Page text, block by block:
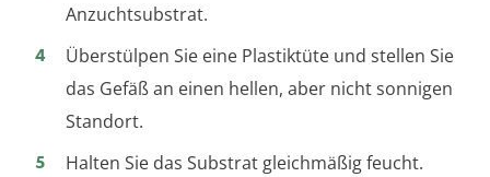
Anzuchtsubstrat.
Überstülpen Sie eine Plastiktüte und stellen Sie
das Gefäß an einen hellen, aber nicht sonnigen
Standort.
Halten Sie das Substrat gleichmäßig feucht.